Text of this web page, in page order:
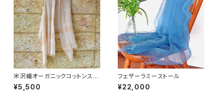
米沢織オーガニックコットンスト
ール
¥5,500
フェザーラミーストール
¥22,000